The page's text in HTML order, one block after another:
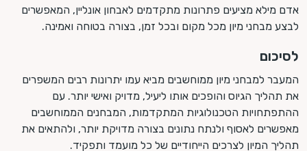
אדם מילא מציעים פתרונות מתקדמים לאבחון אונליין, המאפשרים
לבצע מבחני מיון מכל מקום ובכל זמן, בצורה בטוחה ואמינה.
לסיכום
המעבר למבחני מיון ממוחשבים מביא עמו יתרונות רבים המשפרים
את תהליך הגיוס והופכים אותו ליעיל, מדויק ואישי יותר. עם
ההתפתחויות הטכנולוגיות המתקדמות, המבחנים הממוחשבים
מאפשרים לאסוף ולנתח נתונים בצורה מדויקת יותר, ולהתאים את
תהליך המיון לצרכים הייחודיים של כל מועמד ותפקיד.